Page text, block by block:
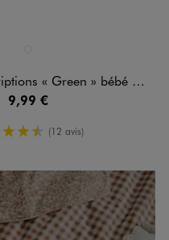
« Green » bébé garçon
9,99 €
4.5/5 de moyenne
(12 avis)